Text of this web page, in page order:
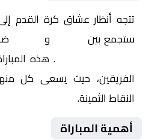
تتجه أنظار عشاق كرة القدم
ستجمع بين
و
. هذه
الفريقين، حيث يسعى كل
النقاط الثمينة.
أهمية المباراة